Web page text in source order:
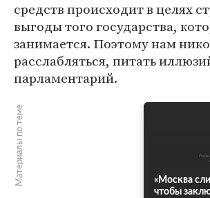
средств происходит в целях
выгоды того государства,
занимается. Поэтому нам
расслабляться, питать
парламентарий.
Материалы по теме
«Москва
чтобы